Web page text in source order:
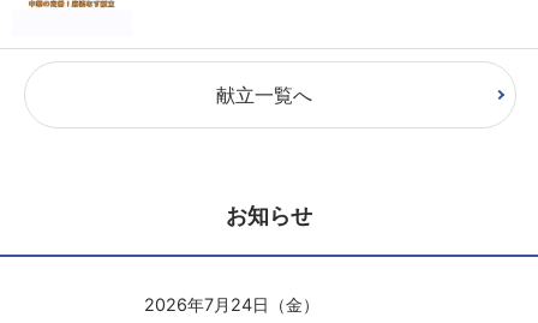
献立一覧へ
お知らせ
2026年7月24日（金）